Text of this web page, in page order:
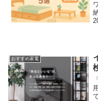
おすすめ家電